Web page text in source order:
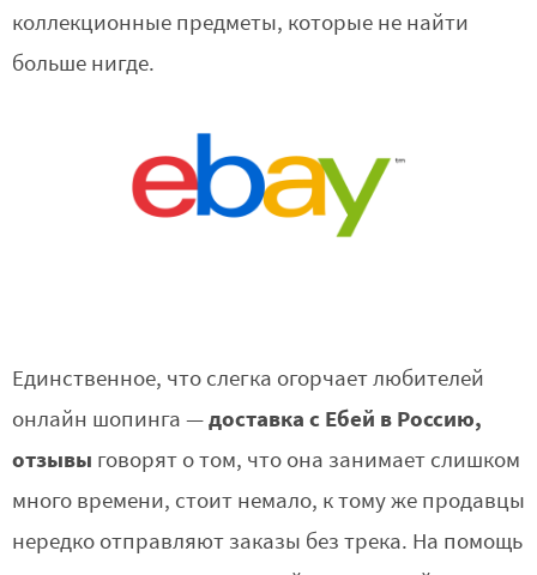
коллекционные предметы, которые не найти
больше нигде.
Единственное, что слегка огорчает любителей
онлайн шопинга —доставка с Ебей в Россию,
отзывы говорят о том, что она занимает слишком
много времени, стоит немало, к тому же продавцы
нередко отправляют заказы без трека. На помощь